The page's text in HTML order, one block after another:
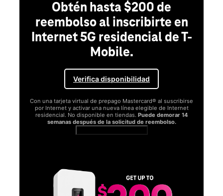
Obtén hasta $200 de
reembolso al inscribirte en
Internet 5G residencial de T-
Mobile.
Verifica disponibilidad
Con una tarjeta virtual de prepago Mastercard® al suscribirse
por Internet y activar una nueva línea elegible de Internet
residencial. No disponible en tiendas. Puede demorar 14
semanas después de la solicitud de reembolso.